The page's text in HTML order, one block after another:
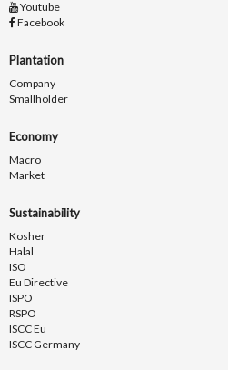
Youtube
Facebook
Plantation
Company
Smallholder
Economy
Macro
Market
Sustainability
Kosher
Halal
ISO
Eu Directive
ISPO
RSPO
ISCC Eu
ISCC Germany